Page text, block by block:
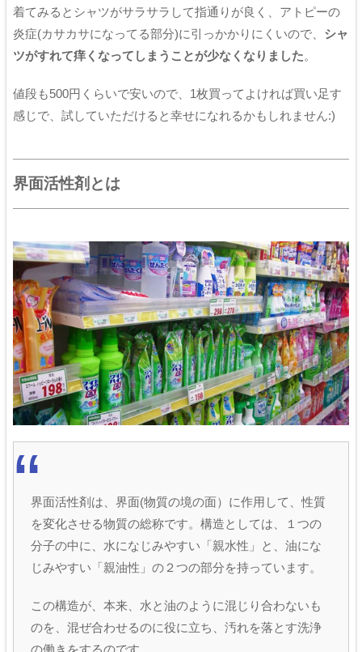
着てみるとシャツがサラサラして指通りが良く、アトピーの
炎症(カサカサになってる部分)に引っかかりにくいので、 シャ
ツがすれて痒くなってしまうことが少なくなりました。
値段も500円くらいで安いので、1枚買ってよければ買い足す
感じで、試していただけると幸せになれるかもしれません:)
界面活性剤とは
界面活性剤は、界面(物質の境の面）に作用して、性質
を変化させる物質の総称です。構造としては、１つの
分子の中に、水になじみやすい「親水性」と、油にな
じみやすい「親油性」の２つの部分を持っています。
この構造が、本来、水と油のように混じり合わないも
のを、混ぜ合わせるのに役に立ち、汚れを落とす洗浄
の働きをするのです。